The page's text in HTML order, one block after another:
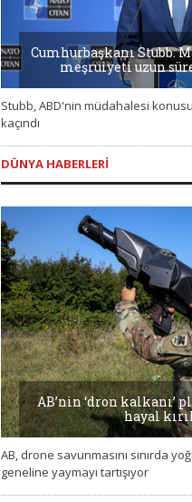
Cumhurbaşkanı Stubb:
meşruiyeti uzun
Stubb, ABD'nin müdahalesi
kaçındı
DÜNYA HABERLERI
AB’nin ‘dron kalkanı’
hayal
AB, drone savunmasını sınırda
geneline yaymayı tartışıyor